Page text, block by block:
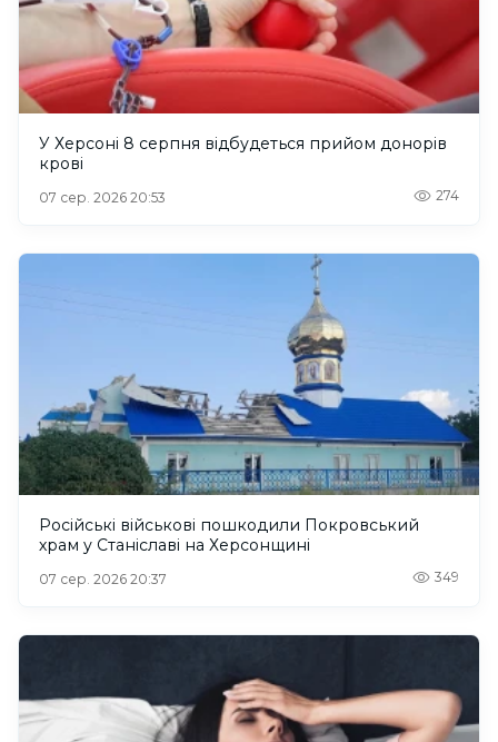
У Херсоні 8 серпня відбудеться прийом донорів
крові
07 сер. 2026 20:53 274
Російські військові пошкодили Покровський
храм у Станіславі на Херсонщині
07 сер. 2026 20:37 349